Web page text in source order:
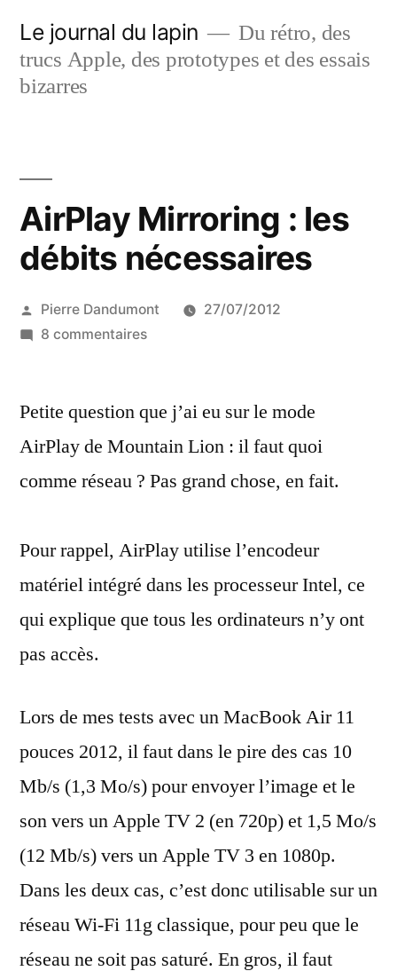
contenu
Le journal du lapin
Du rétro, des
trucs Apple, des prototypes et des essais
bizarres
AirPlay Mirroring : les
débits nécessaires
Publié
par
Pierre Dandumont
27/07/2012
8 commentairessur
:
débits
nécessaires
Petite question que j’ai eu sur le mode
AirPlay de Mountain Lion : il faut quoi
comme réseau ? Pas grand chose, en fait.
Pour rappel, AirPlay utilise l’encodeur
matériel intégré dans les processeur Intel, ce
qui explique que tous les ordinateurs n’y ont
pas accès.
Lors de mes tests avec un MacBook Air 11
pouces 2012, il faut dans le pire des cas 10
Mb/s (1,3 Mo/s) pour envoyer l’image et le
son vers un Apple TV 2 (en 720p) et 1,5 Mo/s
(12 Mb/s) vers un Apple TV 3 en 1080p.
Dans les deux cas, c’est donc utilisable sur un
réseau Wi-Fi 11g classique, pour peu que le
réseau ne soit pas saturé. En gros, il faut